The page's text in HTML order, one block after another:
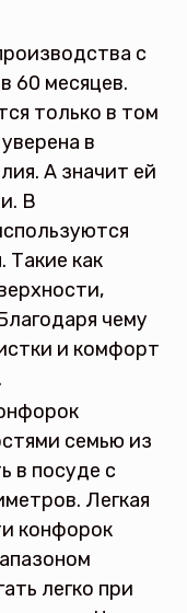
с
60 месяцев.
только в том
в
А значит ей
В
Такие как
чему
и комфорт
семью из
в посуде с
Легкая
конфорок
легко при